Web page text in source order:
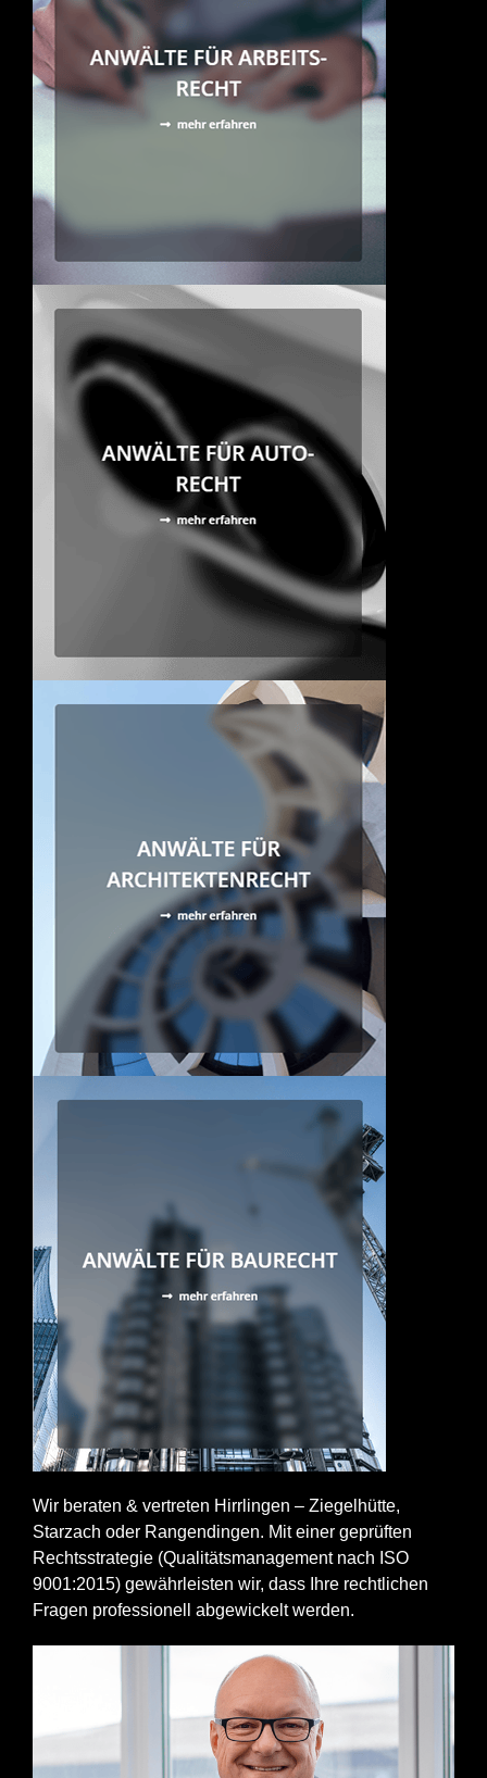
Wir beraten & vertreten Hirrlingen – Ziegelhütte,
Starzach oder Rangendingen. Mit einer geprüften
Rechtsstrategie (Qualitätsmanagement nach ISO
9001:2015) gewährleisten wir, dass Ihre rechtlichen
Fragen professionell abgewickelt werden.